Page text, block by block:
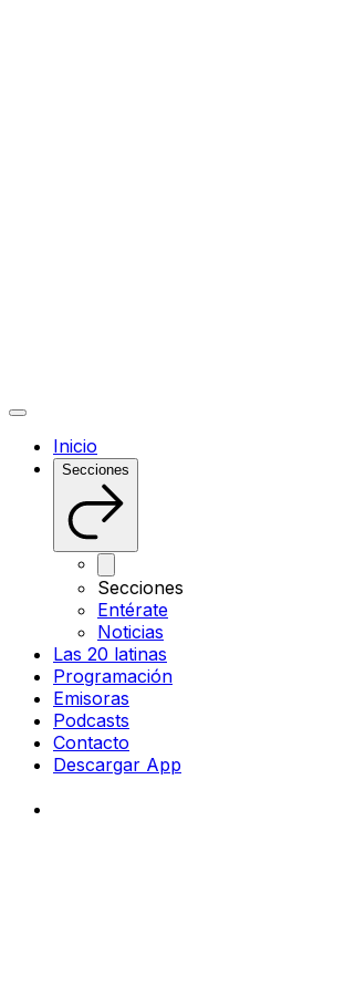
Inicio
Secciones
Secciones
Entérate
Noticias
Las 20 latinas
Programación
Emisoras
Podcasts
Contacto
Descargar App